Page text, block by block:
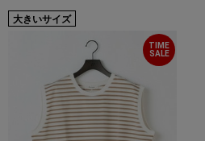
大きいサイズ
TIME
SALE